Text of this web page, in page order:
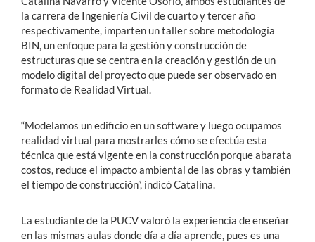
la carrera de Ingeniería Civil de cuarto y tercer año
respectivamente, imparten un taller sobre metodología
BIN, un enfoque para la gestión y construcción de
estructuras que se centra en la creación y gestión de un
modelo digital del proyecto que puede ser observado en
formato de Realidad Virtual.
“Modelamos un edificio en un software y luego ocupamos
realidad virtual para mostrarles cómo se efectúa esta
técnica que está vigente en la construcción porque abarata
costos, reduce el impacto ambiental de las obras y también
el tiempo de construcción”, indicó Catalina.
La estudiante de la PUCV valoró la experiencia de enseñar
en las mismas aulas donde día a día aprende, pues es una